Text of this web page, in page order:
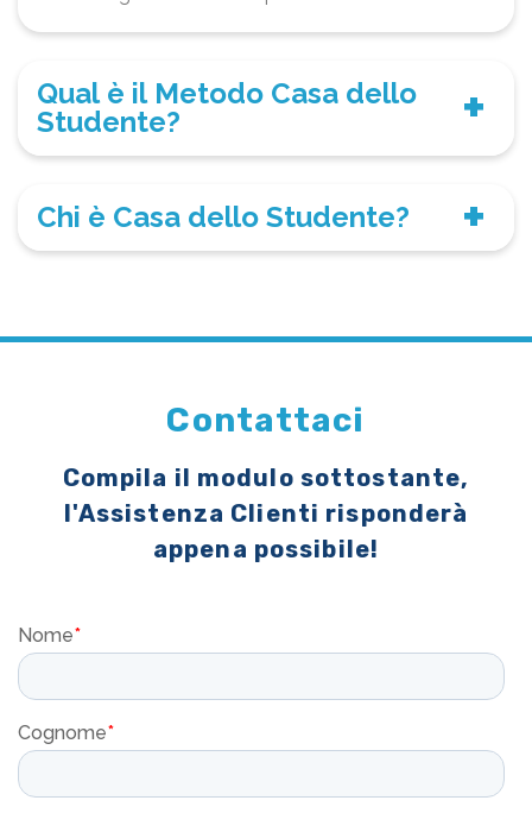
Qual è il Metodo Casa dello
Studente?
Chi è Casa dello Studente?
Contattaci
Compila il modulo sottostante,
l'Assistenza Clienti risponderà
appena possibile!